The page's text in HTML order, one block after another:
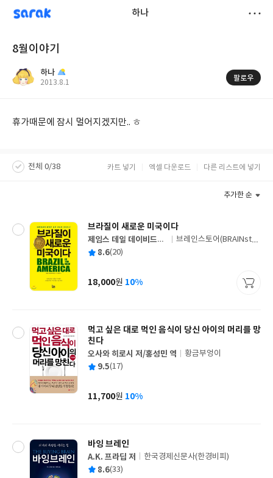
sarak 하나
8월이야기
하나
작
2013.8.1
팔로우
휴가때문에 잠시 멀어지겠지만.. ㅎ
전체 0/38 카트 넣기 엑셀 다운로드 다른 리스트에 넣기
추가한 순
브라질이 새로운 미국이다
글
쓴
제임스 데일 데이비드슨
저
출
사
브레인스토어(BRAINstor
평 8.6(20)
가
18,000원 10%
먹고 싶은 대로 먹인 음식이 당신 아이의 머리를 망
친다
글
쓴
오사와 히로시 저/홍성민 역
출
사
황금부엉이
평 9.5(17)
가
11,700원 10%
바잉 브레인
글
쓴
A.K. 프라딥 저
출
한국경제신문사(한경비피)
평 8.6(33)